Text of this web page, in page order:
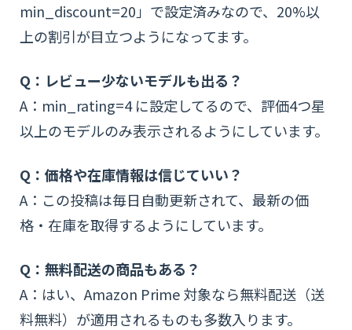
min_discount=20」で設定済みなので、20%以
上の割引が目立つようになってます。
Q：レビュー少ないモデルも出る？
A：min_rating=4 に設定してるので、評価4つ星
以上のモデルのみ表示されるようにしています。
Q：価格や在庫情報は信じていい？
A：この投稿は毎日自動更新されて、最新の価
格・在庫を取得するようにしています。
Q：無料配送の商品もある？
A：はい、Amazon Prime 対象なら無料配送（送
料無料）が適用されるものも多数入ります。